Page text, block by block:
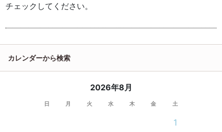
チェックしてください。
カレンダーから検索
2026年8月
日 月 火 水 木 金 土
1